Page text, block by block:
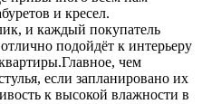
и кресел.
и каждый покупатель
подойдёт к интерьеру
чем
если запланировано их
к высокой влажности в